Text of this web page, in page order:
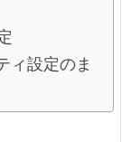
ィ設定のま